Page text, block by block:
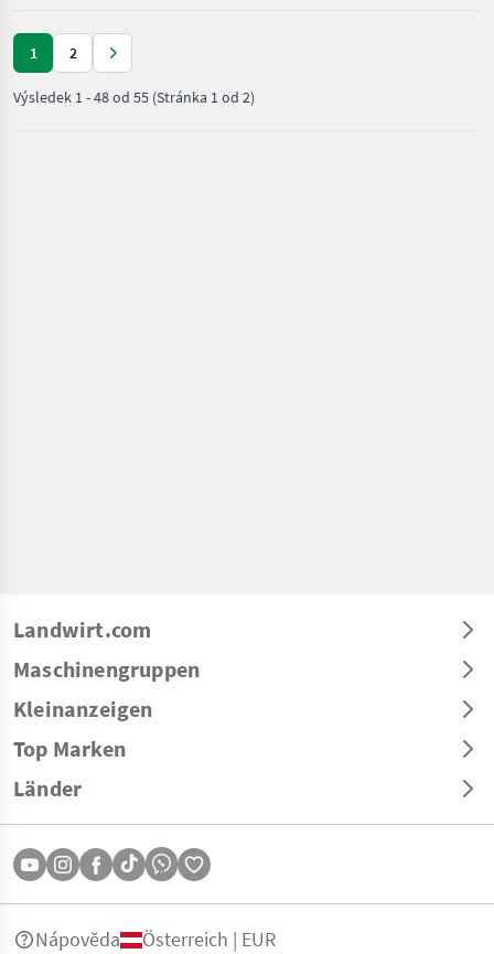
1 2
Výsledek 1-48od 55 (Stránka 1 od 2)
Landwirt.com
Maschinengruppen
Kleinanzeigen
Top Marken
Länder
Nápověda Österreich | EUR